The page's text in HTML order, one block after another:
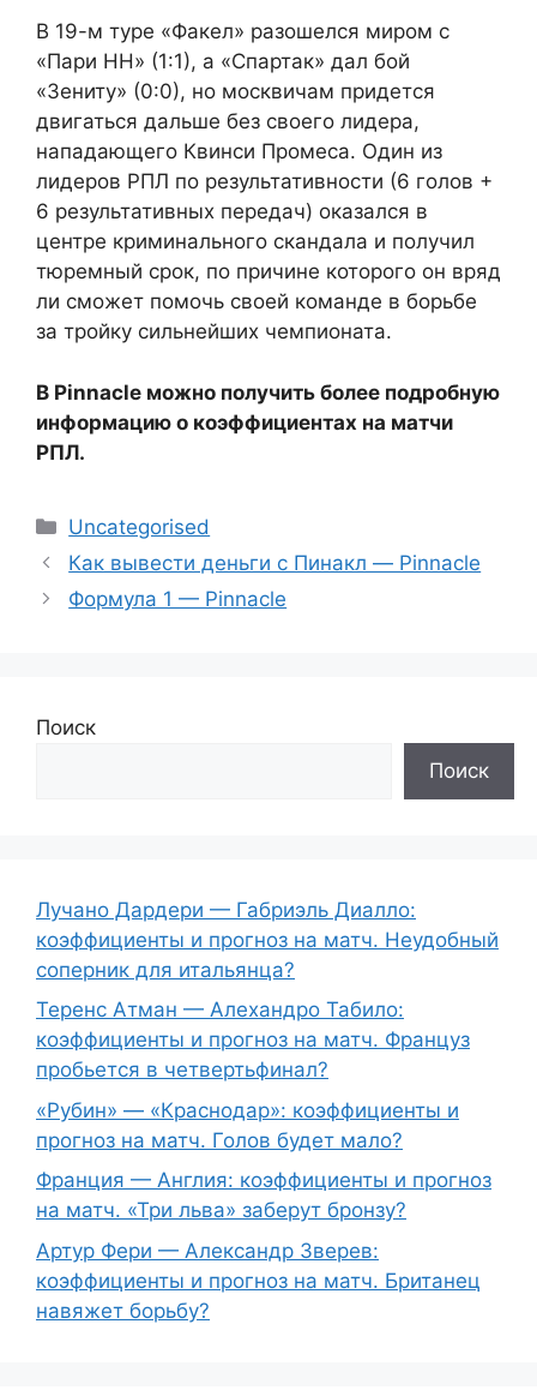
В 19-м туре «Факел» разошелся миром с
«Пари НН» (1:1), а «Спартак» дал бой
«Зениту» (0:0), но москвичам придется
двигаться дальше без своего лидера,
нападающего Квинси Промеса. Один из
лидеров РПЛ по результативности (6 голов +
6 результативных передач) оказался в
центре криминального скандала и получил
тюремный срок, по причине которого он вряд
ли сможет помочь своей команде в борьбе
за тройку сильнейших чемпионата.
В Pinnacle можно получить более подробную
информацию о коэффициентах на матчи
РПЛ.
Рубрики
Uncategorised
Как вывести деньги с Пинакл — Pinnacle
Формула 1 — Pinnacle
Поиск
Поиск
Лучано Дардери — Габриэль Диалло:
коэффициенты и прогноз на матч. Неудобный
соперник для итальянца?
Теренс Атман — Алехандро Табило:
коэффициенты и прогноз на матч. Француз
пробьется в четвертьфинал?
«Рубин» — «Краснодар»: коэффициенты и
прогноз на матч. Голов будет мало?
Франция — Англия: коэффициенты и прогноз
на матч. «Три льва» заберут бронзу?
Артур Фери — Александр Зверев:
коэффициенты и прогноз на матч. Британец
навяжет борьбу?